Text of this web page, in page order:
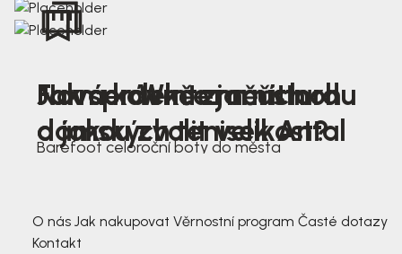
Nová kolekce jarních
dámských tenisek Antal
Jak správně změřit nohu
a jakou zvolit velikost?
Farmer Winter mustard
Barefoot celoroční boty do města
O nás Jak nakupovat Věrnostní program Časté dotazy
Kontakt